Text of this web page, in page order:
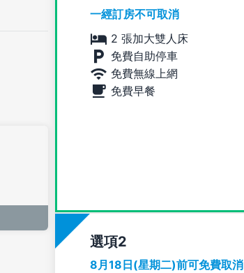
一經訂房不可取消
2 張加大雙人床
免費自助停車
免費無線上網
免費早餐
選項
8月18日(星期二)前可免費取消